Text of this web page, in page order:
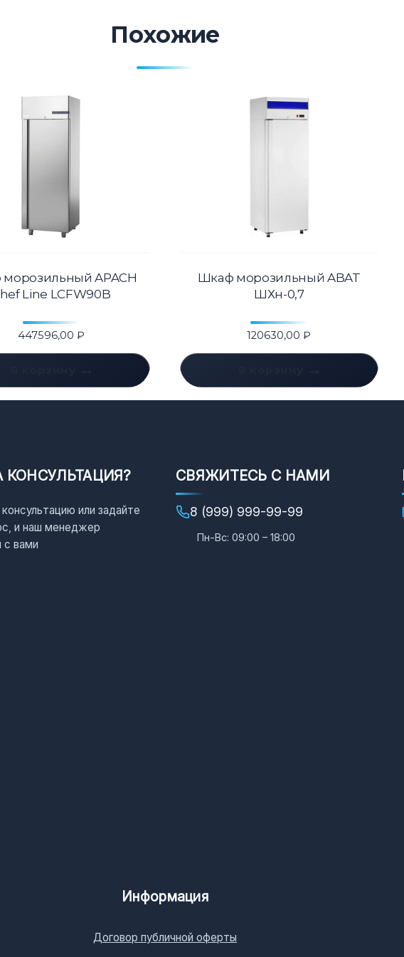
Похожие
APACH
Line LCFW90B
447596,00 ₽
Шкаф морозильный ABAT
ШХн-0,7
120630,00₽
КОНСУЛЬТАЦИЯ?
или задайте
и наш менеджер
с вами
СВЯЖИТЕСЬ С НАМИ
8 (999) 999-99-99
Пн-Вс: 09:00 – 18:00
Информация
Договор публичной оферты